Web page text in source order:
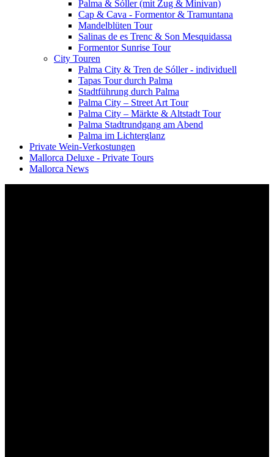
Palma & Sóller (mit Zug & Minivan)
Cap & Cava - Formentor & Tramuntana
Mandelblüten Tour
Salinas de es Trenc & Son Mesquidassa
Formentor Sunrise Tour
City Touren
Palma City & Tren de Sóller - individuell
Tapas Tour durch Palma
Stadtführung durch Palma
Palma City – Street Art Tour
Palma City – Märkte & Altstadt Tour
Palma Stadtrundgang am Abend
Palma im Lichterglanz
Private Wein-Verkostungen
Mallorca Deluxe - Private Tours
Mallorca News